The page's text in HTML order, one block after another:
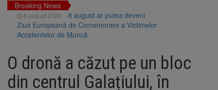
Breaking News
8 august 2026
8 august ar putea deveni
Ziua Europeană de Comemorare a Victimelor
Accidentelor de Muncă
fostului complex Duplex 91, de lângă Piața
Star
Ungaria renunță la apelul
pentru reducerea consumului de energie.
O dronă a căzut pe un bloc
din centrul Galațiului, în